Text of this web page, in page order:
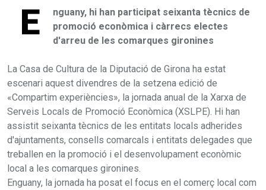
E
nguany, hi han participat seixanta tècnics de
promoció econòmica i càrrecs electes
d'arreu de les comarques gironines
La Casa de Cultura de la Diputació de Girona ha estat
escenari aquest divendres de la setzena edició de
«Compartim experiències», la jornada anual de la Xarxa de
Serveis Locals de Promoció Econòmica (XSLPE). Hi han
assistit seixanta tècnics de les entitats locals adherides
d'ajuntaments, consells comarcals i entitats delegades que
treballen en la promoció i el desenvolupament econòmic
local a les comarques gironines.
Enguany, la jornada ha posat el focus en el comerç local com